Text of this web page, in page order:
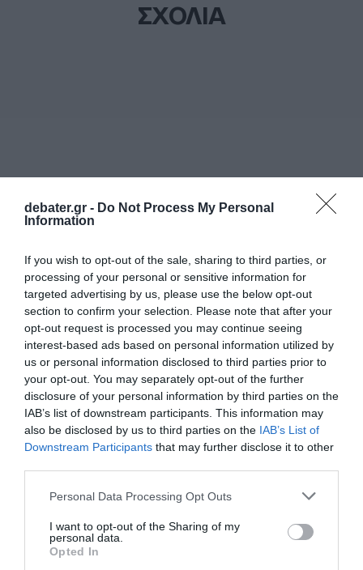
debater.gr - Do Not Process My Personal
Information
If you wish to opt-out of the sale, sharing to third parties, or
processing of your personal or sensitive information for
targeted advertising by us, please use the below opt-out
section to confirm your selection. Please note that after your
opt-out request is processed you may continue seeing
interest-based ads based on personal information utilized by
us or personal information disclosed to third parties prior to
your opt-out. You may separately opt-out of the further
disclosure of your personal information by third parties on the
IAB’s list of downstream participants. This information may
also be disclosed by us to third parties on the IAB’s List of
Downstream Participants that may further disclose it to other
Please note that this website/app uses one or more Google
not limited to your visit or usage behaviour. You may click to
grant or deny consent to Google and its third-party tags to
use your data for below specified purposes in below Google
Personal Data Processing Opt Outs
I want to opt-out of the Sharing of my
personal data.
Opted In
ΣΧΟΛΙΑ
ΑΘΛΗΤΙΚΑ